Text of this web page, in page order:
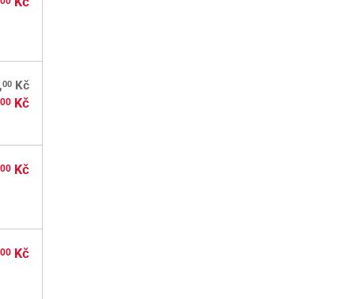
00 Kč
00 Kč
00 Kč
00 Kč